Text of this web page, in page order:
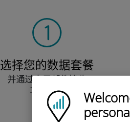
Ubigi logo
选择您的数据套餐
并通过电子邮件接收
二维码。
快点！